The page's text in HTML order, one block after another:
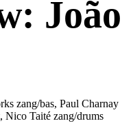
João
zang/bas, Paul Charnay
Nico Taité zang/drums